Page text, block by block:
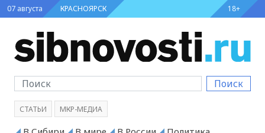
07 августа КРАСНОЯРСК 18+
Поиск
СТАТЬИ МКР-МЕДИА